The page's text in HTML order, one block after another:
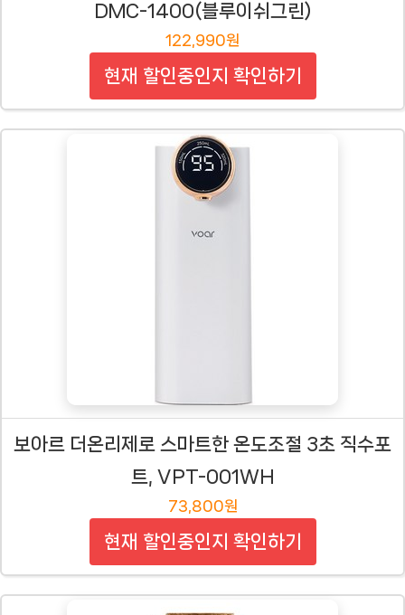
DMC-1400(블루이쉬그린)
122,990원
현재 할인중인지 확인하기
보아르 더온리제로 스마트한 온도조절 3초 직수포
트, VPT-001WH
73,800원
현재 할인중인지 확인하기